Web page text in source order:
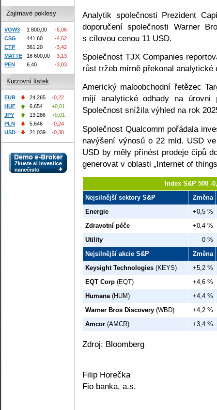
Analytik společnosti Prezident
doporučení společnosti Warner
s cílovou cenou 11 USD.
Společnost TJX Companies
růst tržeb mírně překonal analytické
Americký maloobchodní řetězec
míjí analytické odhady na úrovni
Společnost snížila výhled na rok
Společnost Qualcomm pořádala
navýšení výnosů o 22 mld. USD
USD by měly přinést prodeje čipů
generovat v oblasti „Internet of
Index S&P 500 -
Nejsilnější sektory S&P
Změna
Energie
+0,5 %
Zdravotní péče
+0,4 %
Utility
0 %
Nejsilnější akcie S&P
Změna
Keysight Technologies (KEYS)
+5,2 %
EQT Corp (EQT)
+4,6 %
Humana (HUM)
+4,4 %
Warner Bros Discovery (WBD)
+4,2 %
Amcor (AMCR) +3,4 %
Zdroj: Bloomberg
Filip Horečka
Fio banka, a.s.
Zajímavé poklesy
VOW3 1 800,00
-5,06
CSG
441,60
-4,62
CTP
361,20
-3,42
MATTE
18 600,00
-3,13
PEN
6,40 -3,03
Kurzovní lístek
EUR 24,265
-0,22
HUF
6,654
+0,01
JPY
13,286
+0,01
PLN
5,646
-0,24
USD
21,039 -0,30